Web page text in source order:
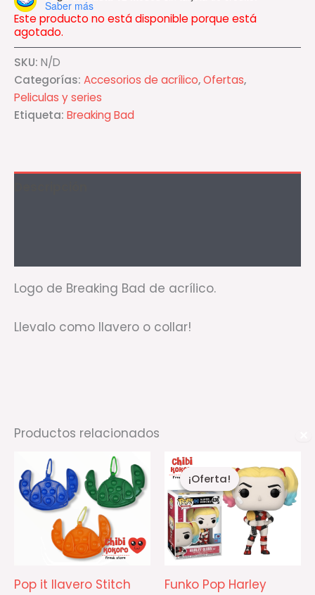
sobre 5
basado en
puntuación
de cliente
Saber más
Este producto no está disponible porque está
agotado.
SKU: N/D
Categorías: Accesorios de acrílico,Ofertas,
Peliculas y series
Etiqueta: Breaking Bad
Logo de Breaking Bad de acrílico.
Llevalo como llavero o collar!
Productos relacionados
Pop it llavero Stitch
Este
producto
tiene
múltiples
variantes.
opciones
¡Oferta!
¡Oferta!
Funko Pop Harley
precio
original
era:
precio
actual
es:
$7.000,00.